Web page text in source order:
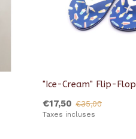
"Ice-Cream" Flip-Flop
€17,50 €35,00
Taxes incluses